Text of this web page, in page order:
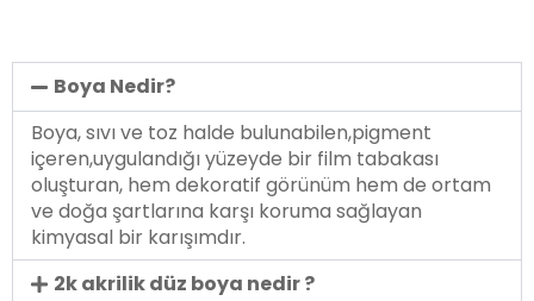
Boya Nedir?
Boya, sıvı ve toz halde bulunabilen,pigment
içeren,uygulandığı yüzeyde bir film tabakası
oluşturan, hem dekoratif görünüm hem de ortam
ve doğa şartlarına karşı koruma sağlayan
kimyasal bir karışımdır.
2k akrilik düz boya nedir ?